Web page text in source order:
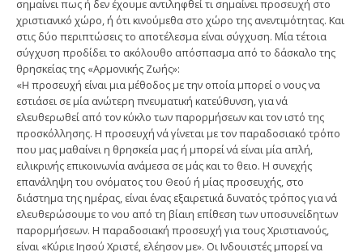
σημαίνει πως ή δεν έχουμε αντιληφθεί τι σημαίνει προσευχή στο
χριστιανικό χώρο, ή ότι κινούμεθα στο χώρο της ανεντιμότητας. Και
στις δύο περιπτώσεις το αποτέλεσμα είναι σύγχυση. Μία τέτοια
σύγχυση προδίδει το ακόλουθο απόσπασμα από το δάσκαλο της
θρησκείας της «Αρμονικής Ζωής»:
«Η προσευχή είναι μια μέθοδος με την οποία μπορεί ο νους να
εστιάσει σε μία ανώτερη πνευματική κατεύθυνση, για νά
ελευθερωθεί από τον κύκλο των παρορμήσεων και τον ιστό της
προσκόλλησης. Η προσευχή νά γίνεται με τον παραδοσιακό τρόπο
που μας μαθαίνει η θρησκεία μας ή μπορεί νά είναι μία απλή,
ειλικρινής επικοινωνία ανάμεσα σε μάς και το θειο. Η συνεχής
επανάληψη του ονόματος του Θεού ή μίας προσευχής, στο
διάστημα της ημέρας, είναι ένας εξαιρετικά δυνατός τρόπος για νά
ελευθερώσουμε το νου από τη βίαιη επίθεση των υποσυνείδητων
παρορμήσεων. Η παραδοσιακή προσευχή για τους Χριστιανούς,
είναι «Κύριε Ιησού Χριστέ, ελέησον με». Οι Ινδουιστές μπορεί να